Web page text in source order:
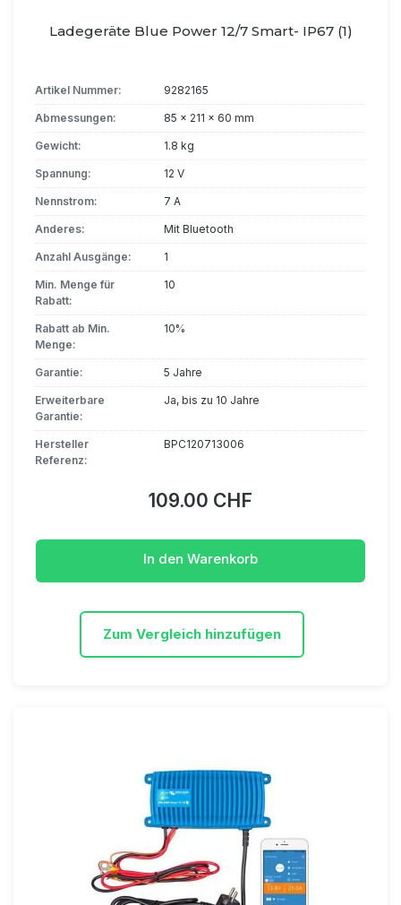
Ladegeräte Blue Power 12/7 Smart- IP67 (1)
Artikel Nummer: 9282165
Abmessungen: 85 x 211 x 60 mm
Gewicht: 1.8 kg
Spannung: 12 V
Nennstrom: 7 A
Anderes: Mit Bluetooth
Anzahl Ausgänge: 1
Min. Menge für
Rabatt:
10
Rabatt ab Min.
Menge:
10%
Garantie: 5 Jahre
Erweiterbare
Garantie:
Ja, bis zu 10 Jahre
Hersteller
Referenz:
BPC120713006
109.00 CHF
In den Warenkorb
Zum Vergleich hinzufügen